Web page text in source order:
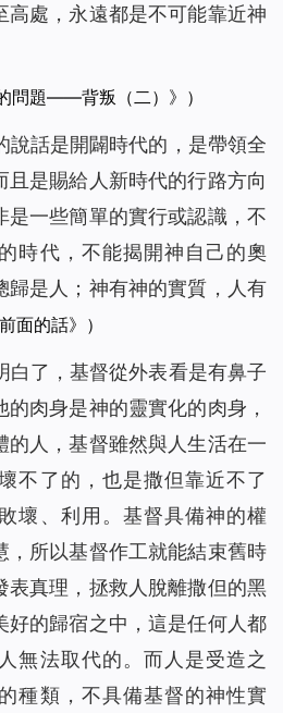
高處，永遠都是不可能靠近神
問題——背叛（二）》）
說話是開闢時代的，是帶領全
且是賜給人新時代的行路方向
是一些簡單的實行或認識，不
時代，不能揭開神自己的奧
歸是人；神有神的實質，人有
面的話》）
白了，基督從外表看是有鼻子
肉身是神的靈實化的肉身，
的人，基督雖然與人生活在一
不了的，也是撒但靠近不了
壞、利用。基督具備神的權
，所以基督作工就能結束舊時
表真理，拯救人脫離撒但的黑
好的歸宿之中，這是任何人都
無法取代的。而人是受造之
種類，不具備基督的神性實